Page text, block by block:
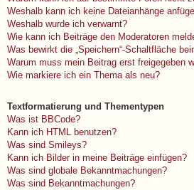
Weshalb kann ich keine Dateianhänge
Weshalb wurde ich verwarnt?
Wie kann ich Beiträge den Moderatoren
Was bewirkt die „Speichern“-Schaltfläche
Warum muss mein Beitrag erst freigegeben
Wie markiere ich ein Thema als neu?
Textformatierung und Thementypen
Was ist BBCode?
Kann ich HTML benutzen?
Was sind Smileys?
Kann ich Bilder in meine Beiträge einfügen?
Was sind globale Bekanntmachungen?
Was sind Bekanntmachungen?